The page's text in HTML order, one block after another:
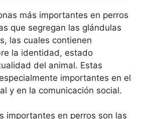
más importantes en perros
que segregan las glándulas
las cuales contienen
la identidad, estado
del animal. Estas
importantes en el
y en la comunicación social.
importantes en perros son las